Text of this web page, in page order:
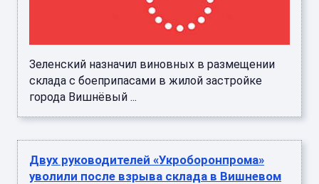
Зеленский назначил виновных в размещении
склада с боеприпасами в жилой застройке
города Вишнёвый ...
Двух руководителей «Укроборонпрома»
уволили после взрыва склада в Вишневом